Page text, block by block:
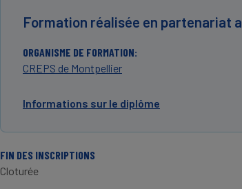
COMMENTAIRES
Formation réalisée en partenariat
ORGANISME DE FORMATION
CREPS de Montpellier
Informations sur le diplôme
FIN DES INSCRIPTIONS
Cloturée